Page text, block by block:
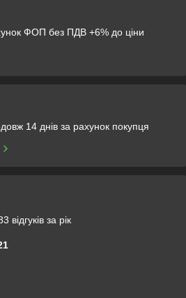
ФОП без ПДВ +6% до ціни
14 днів за рахунок покупця
відгуків за рік